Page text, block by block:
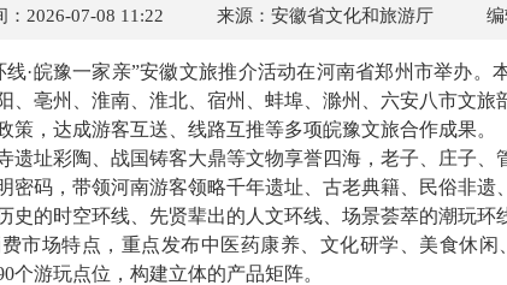
：2026-07-08 11:22 来源：安徽省文化和旅游厅
皖豫一家亲”安徽文旅推介活动在河南省郑州市举办。
、亳州、淮南、淮北、宿州、蚌埠、滁州、六安八市文旅
策，达成游客互送、线路互推等多项皖豫文旅合作成果。
址彩陶、战国铸客大鼎等文物享誉四海，老子、庄子
密码，带领河南游客领略千年遗址、古老典籍、民俗非遗
史的时空环线、先贤辈出的人文环线、场景荟萃的潮玩环
市场特点，重点发布中医药康养、文化研学、美食休闲
个游玩点位，构建立体的产品矩阵。